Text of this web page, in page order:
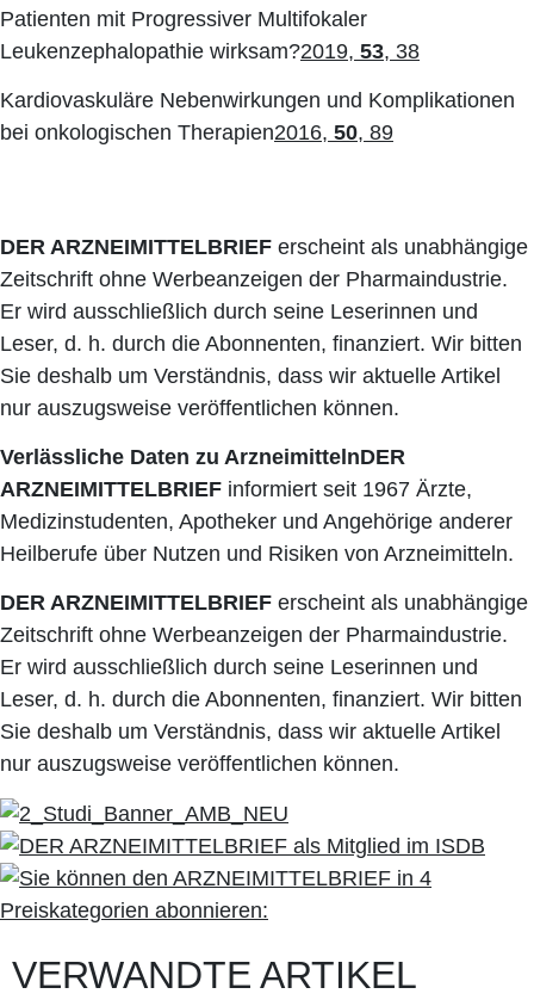
Patienten mit Progressiver Multifokaler
Leukenzephalopathie wirksam?2019, 53, 38
Kardiovaskuläre Nebenwirkungen und Komplikationen
bei onkologischen Therapien2016, 50, 89
DER ARZNEIMITTELBRIEF erscheint als unabhängige
Zeitschrift ohne Werbeanzeigen der Pharmaindustrie.
Er wird ausschließlich durch seine Leserinnen und
Leser, d. h. durch die Abonnenten, finanziert. Wir bitten
Sie deshalb um Verständnis, dass wir aktuelle Artikel
nur auszugsweise veröffentlichen können.
Verlässliche Daten zu ArzneimittelnDER
ARZNEIMITTELBRIEF informiert seit 1967 Ärzte,
Medizinstudenten, Apotheker und Angehörige anderer
Heilberufe über Nutzen und Risiken von Arzneimitteln.
DER ARZNEIMITTELBRIEF erscheint als unabhängige
Zeitschrift ohne Werbeanzeigen der Pharmaindustrie.
Er wird ausschließlich durch seine Leserinnen und
Leser, d. h. durch die Abonnenten, finanziert. Wir bitten
Sie deshalb um Verständnis, dass wir aktuelle Artikel
nur auszugsweise veröffentlichen können.
VERWANDTE ARTIKEL